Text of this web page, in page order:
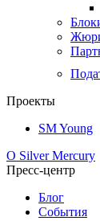
Проекты
SM Young
О Silver Mercury
Пресс-центр
Блог
События